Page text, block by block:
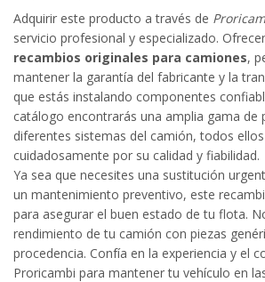
Adquirir este producto a través de
servicio profesional y especializado.
recambios originales para camiones,
mantener la garantía del fabricante y la
que estás instalando componentes
catálogo encontrarás una amplia gama de
diferentes sistemas del camión, todos
cuidadosamente por su calidad y fiabilidad.
Ya sea que necesites una sustitución
un mantenimiento preventivo, este
para asegurar el buen estado de tu flota.
rendimiento de tu camión con piezas
procedencia. Confía en la experiencia y el
Proricambi para mantener tu vehículo en